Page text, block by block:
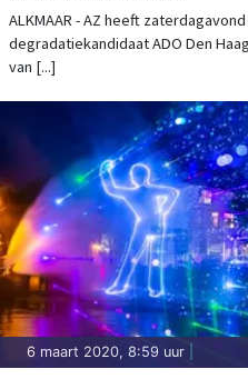
ALKMAAR - AZ heeft
degradatiekandidaat ADO Den
van [...]
6 maart 2020, 8:59 uur